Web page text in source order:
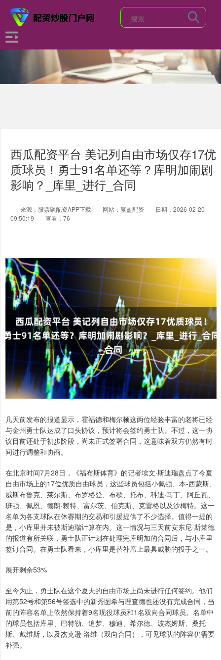
西瓜配资平台 美记列自由市场仅存17优
质球员！勇士91名单还等？库明加闹剧
影响？_库里_进行_合同
来源：股票融配资APP下载 网站：赢盈配资
日期：2026-02-20
09:50:19
查看：76
几天前发布的报道显示，霍福德和梅尔顿这两位经验丰富的老将已经
与金州勇士队达成了口头协议，预计将会签约勇士队。不过，这一协
议目前还处于初步阶段，尚未正式签署合同，这意味着双方仍然有时
间进行调整和协商。
在北京时间7月28日，《福布斯体育》的记者埃文·斯迪瑞盘点了今夏
自由市场上的17位优质自由球员，这些球员包括小佩顿、本-西蒙斯、
威斯布鲁克、莱尔斯、布罗格登、布歇、托布、科迪·马丁、阿丘瓦、
班顿、佩恩、德朗·赖特、富尔茨、伯克斯、克雷格以及沙梅特。这一
名单为各支球队在休赛期的交易和引援提供了不少选择。值得一提的
是，小库里并未被斯迪瑞计算在内。这一情况与三天前安东尼·斯莱德
的报道有所关联，勇士队正计划在处理完库明加的合同后，与小库里
签订合同。在勇士队看来，小库里是替补席上最具威胁的投手之一。
展开剩余53%
至今为止，勇士队在这个夏天的自由市场上尚未进行任何签约。他们
用第52号和第56号签选中的新秀图希与理查德也还没有完成合同，当
前的阵容名单上依然保持着9名现役球员和1名双向合同球员。名单中
的球员包括库里、巴特勒、追梦、穆迪、希尔德、波杰姆斯、桑托
斯、戴维斯，以及杰克逊·洛维（双向合同），可见球队的阵容仍需要
补强。